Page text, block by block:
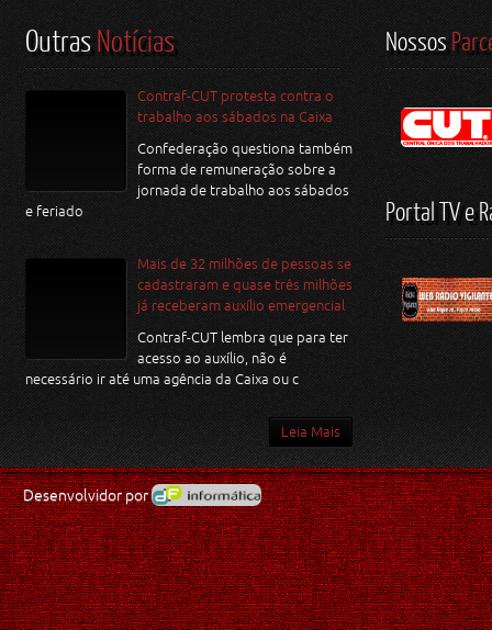
OutrasNotícias
Contraf-CUT protesta contra o
trabalho aos sábados na Caixa
Confederação questiona também
forma de remuneração sobre a
jornada de trabalho aos sábados
e feriado
Mais de 32 milhões de pessoas se
cadastraram e quase três milhões
já receberam auxílio emergencial
Contraf-CUT lembra que para ter
acesso ao auxílio, não é
necessário ir até uma agência da Caixa ou c
Leia Mais
Nossos
Portal TV e
Desenvolvidor por